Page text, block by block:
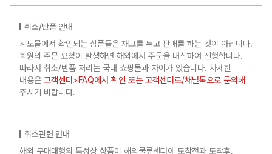
취소/반품 안내
시도몰에서 확인되는 상품들은 재고를 두고 판매를 하는 것이 아닙니다.
회원의 주문 요청이 발생하면 해외에서 주문을 대신하여 진행합니다.
따라서 취소/반품 처리는 국내 쇼핑몰과 차이가 있습니다. 자세한
내용은 고객센터>FAQ에서 확인 또는 고객센터로/채널톡으로 문의해
주시기 바랍니다.
취소관련 안내
해외 구매대행의 특성상 상품이 해외물류센터에 도착전과 도착후,